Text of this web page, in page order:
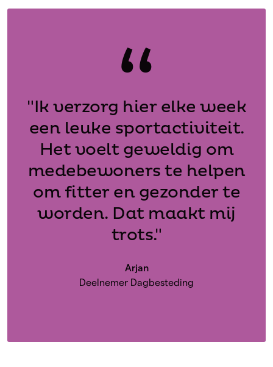
Sociale contacten: bij wie voel jij je prettig?
Talentontwikkeling: waar ben je goed in en wat
Gezondheid: wat helpt jou om gezonder te leven?
ons ook deelnemen aan activiteiten in de buurt of in
en activiteiten in groepsverband.
- Kookles
- Tekenen en schilderen
- Tuinieren
- Sport- en beweegactiviteiten
- Buurtactiviteiten
- Arbeidsmatige activiteiten
“
"Ik verzorg hier elke week
een leuke sportactiviteit.
Het voelt geweldig om
medebewoners te helpen
om fitter en gezonder te
worden. Dat maakt mij
trots."
Arjan
Deelnemer Dagbesteding